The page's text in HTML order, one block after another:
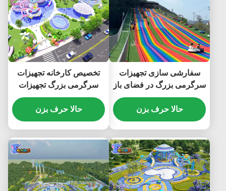
سفارشی سازی تجهیزات
سرگرمی بزرگ در فضای باز
اسلاید رنگین کمان
حالا حرف بزن
تخصیص کارخانه تجهیزات
سرگرمی بزرگ تجهیزات
سرگرمی در فضای باز
حالا حرف بزن